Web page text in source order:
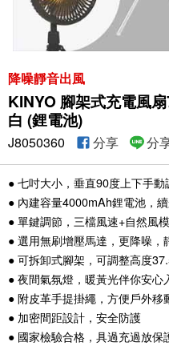
降噪靜音出風
KINYO 腳架式充電風
白 (鋰電池)
J8050360 分享 分
● 七吋大小，垂直90度上下手
● 內建容量4000mAh鋰電池，
● 單鍵調節，三檔風速+自然風
● 選用無刷增壓馬達，更降噪，
● 可拆卸式腳架，可調整高度
● 夜間氣氛燈，暖黃光伴你安心
● 附皮革手提掛繩，方便戶外移
● 加密間距設計，安全防護
● 國家檢驗合格，具過充過放保